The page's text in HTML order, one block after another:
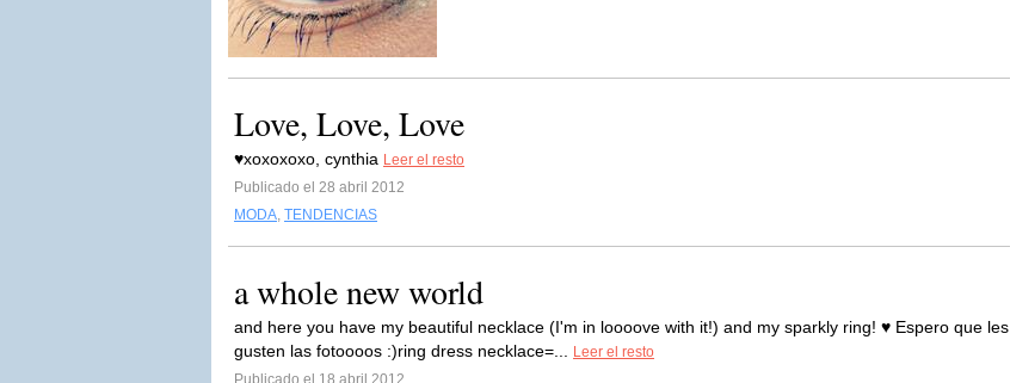
Love, Love, Love
♥xoxoxoxo, cynthia Leer el resto
Publicado el 28 abril 2012
MODA, TENDENCIAS
a whole new world
and here you have my beautiful necklace (I'm in loooove with it!) and my sparkly ring! ♥ Espero que les
gusten las fotoooos :)ring dress necklace=...
Leer el resto
Publicado el 18 abril 2012